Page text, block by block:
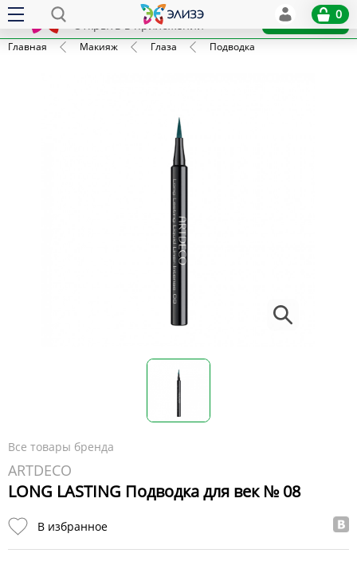
x
Открыть в приложении
Установить
0
Главная Макияж Глаза Подводка
Все товары бренда
ARTDECO
LONG LASTING Подводка для век № 08
В избранное